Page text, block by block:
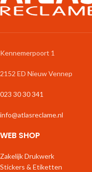
Het akoestisch materiaal is
gemaakt van gerecyclede
Kennemerpoort 1
2152 ED Nieuw Vennep
023 30 30 341
info@atlasreclame.nl
WEB SHOP
Zakelijk Drukwerk
Stickers & Etiketten